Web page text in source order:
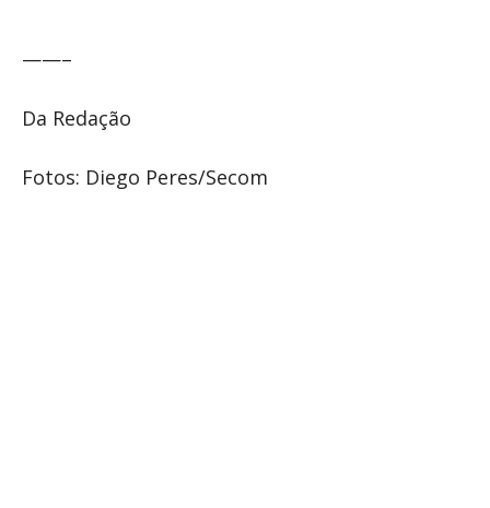
——–
Da Redação
Fotos: Diego Peres/Secom